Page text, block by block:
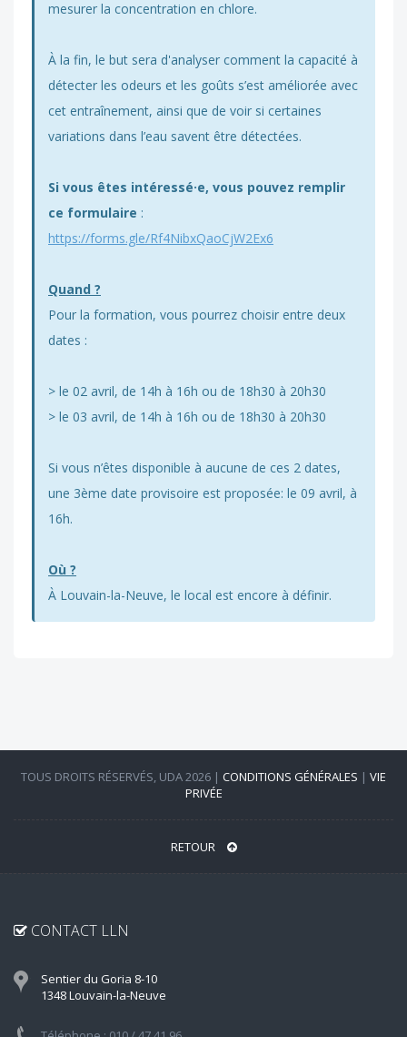
mesurer la concentration en chlore.
À la fin, le but sera d'analyser comment la capacité à
détecter les odeurs et les goûts s’est améliorée avec
cet entraînement, ainsi que de voir si certaines
variations dans l’eau savent être détectées.
Si vous êtes intéressé·e, vous pouvez remplir
ce formulaire :
https://forms.gle/Rf4NibxQaoCjW2Ex6
Quand ?
Pour la formation, vous pourrez choisir entre deux
dates :
> le 02 avril, de 14h à 16h ou de 18h30 à 20h30
> le 03 avril, de 14h à 16h ou de 18h30 à 20h30
Si vous n’êtes disponible à aucune de ces 2 dates,
une 3ème date provisoire est proposée: le 09 avril, à
16h.
Où ?
À Louvain-la-Neuve, le local est encore à définir.
TOUS DROITS RÉSERVÉS, UDA 2026 | CONDITIONS GÉNÉRALES | VIE
PRIVÉE
RETOUR
CONTACT LLN
Sentier du Goria 8-10
1348 Louvain-la-Neuve